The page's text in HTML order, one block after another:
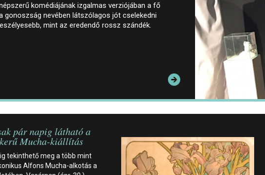
komédiájának izgalmas verziójában a fő
gonoszság nevében látszólagos jót cselekedni
mint az eredendő rossz szándék.
pár napig látható a
Mucha-kiállítás
tekinthető meg a több mint
Alfons Mucha-alkotás a